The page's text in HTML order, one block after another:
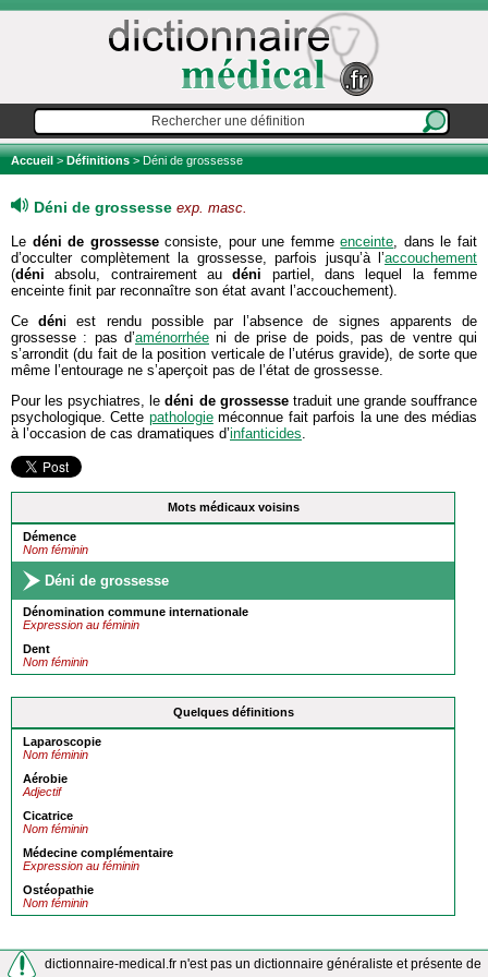
Accueil>Définitions> Déni de grossesse
Mots médicaux voisins
Démence
Nom féminin
Déni de grossesse
Dénomination commune internationale
Expression au féminin
Dent
Nom féminin
Quelques définitions
Laparoscopie
Nom féminin
Aérobie
Adjectif
Cicatrice
Nom féminin
Médecine complémentaire
Expression au féminin
Ostéopathie
Nom féminin
Déni de grossesse exp. masc.
Le déni de grossesseconsiste, pour une femmeenceinte, dans le fait
d’occulter complètement la grossesse, parfois jusqu’à l’accouchement
(déni absolu, contrairement audéni partiel, dans lequel la femme
enceinte finit par reconnaître son état avant l’accouchement).
Cedéni est rendu possible par l’absence de signes apparents de
grossesse : pas d’aménorrhée ni de prise de poids, pas de ventre qui
s’arrondit (du fait de la position verticale de l’utérus gravide), de sorte que
même l’entourage ne s’aperçoit pas de l’état de grossesse.
Pour les psychiatres, ledéni de grossessetraduit une grande souffrance
psychologique. Cette pathologieméconnue fait parfois la une des médias
à l’occasion de cas dramatiques d’infanticides.
dictionnaire-medical.fr n'est pas un dictionnaire généraliste et présente de